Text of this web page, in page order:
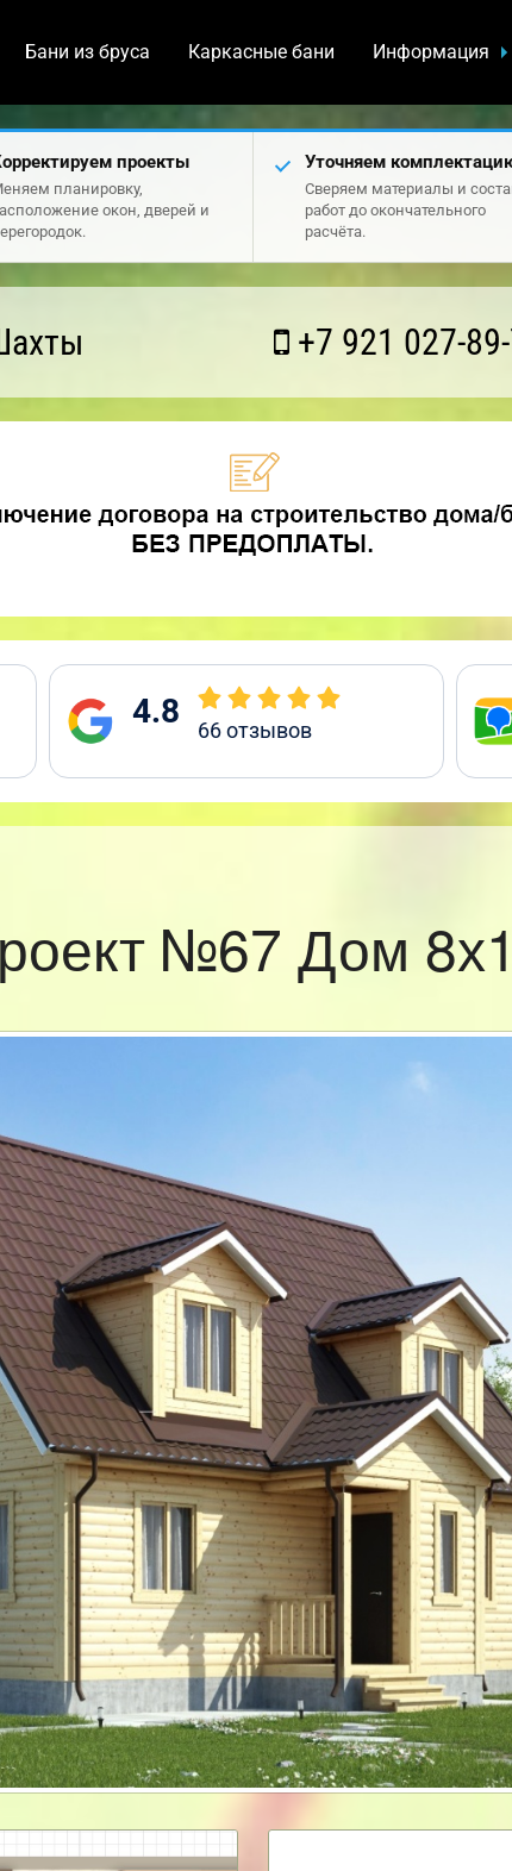
Бани из бруса Каркасные бани Информация
проекты
планировку,
окон, дверей и
Уточняем
Сверяем материалы и
работ до окончательного
расчёта.
+7 921 027-
4.8 66отзывов
№67 Дом